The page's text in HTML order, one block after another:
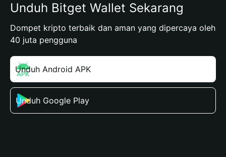
Unduh Bitget Wallet Sekarang
Dompet kripto terbaik dan aman yang dipercaya oleh
40 juta pengguna
Unduh Android APK
Unduh Google Play